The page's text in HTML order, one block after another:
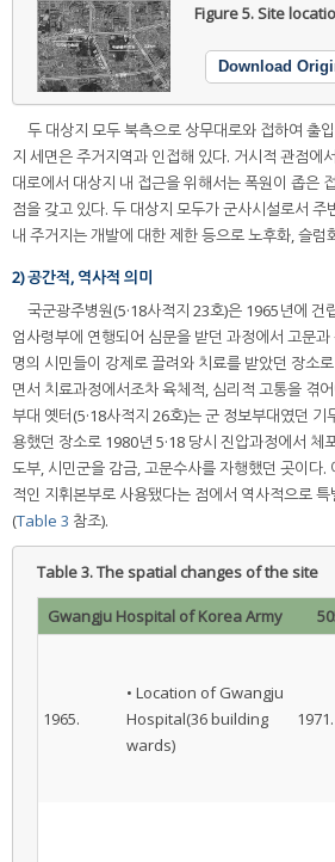
Figure 5.Site
Download
두 대상지 모두 북측으로 상무대로와 접하여 출
지 세면은 주거지역과 인접해 있다. 거시적 관점에
대로에서 대상지 내 접근을 위해서는 폭원이 좁은
점을 갖고 있다. 두 대상지 모두가 군사시설로서 주
내 주거지는 개발에 대한 제한 등으로 노후화, 슬럼
2) 공간적, 역사적 의미
국군광주병원(5·18사적지 23호)은 1965년에 건
엄사령부에 연행되어 심문을 받던 과정에서 고문
명의 시민들이 강제로 끌려와 치료를 받았던 장소
면서 치료과정에서조차 육체적, 심리적 고통을 겪
부대 옛터(5·18사적지 26호)는 군 정보부대였던
용했던 장소로 1980년 5·18 당시 진압과정에서 체
도부, 시민군을 감금, 고문수사를 자행했던 곳이다.
적인 지휘본부로 사용됐다는 점에서 역사적으로
(Table 3 참조).
Table 3.The spatial changes of the site
Gwangju Hospital of Korea Army
1965.
• Location of Gwangju
Hospital(36 building
wards)
1971.